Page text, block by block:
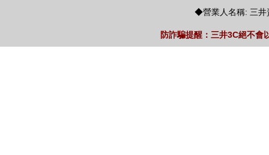
◆營業人名稱: 三井
防詐騙提醒：三井3C絕不會